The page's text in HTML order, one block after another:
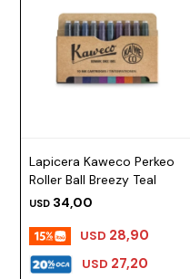
Lapicera Kaweco Perkeo
Roller Ball Breezy Teal
USD 34,00
USD 27,20
USD 28,90